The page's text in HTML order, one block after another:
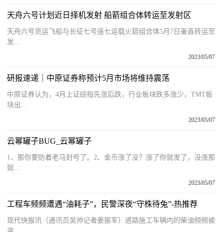
天舟六号计划近日择机发射 船箭组合体转运至发射区
天舟六号货运飞船与长征七号遥七运载火箭组合体5月7日垂直转运至
发...
2023/05/07
研报速递｜中原证券称预计5月市场将维持震荡
中原证券认为，4月上证综指先涨后跌，行业板块跌多涨少，TMT板
块出...
2023/05/07
云幂罐子BUG_云幂罐子
1、那你要防着老马封号了。2、金币涨了没？涨了你就发了，没涨那
就...
2023/05/07
工程车频频遭遇“油耗子”，民警深夜“守株待兔”-热推荐
现代快报讯（通讯员吴帅记者姜振军）道路施工车辆内的柴油频频被